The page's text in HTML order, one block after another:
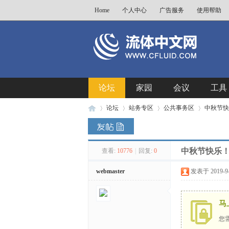
Home 个人中心 广告服务 使用帮助
论坛 家园 会议 工具
论坛
›
站务专区
›
公共事务区
›
中秋节
查看: 10776 回复: 0 中秋节快乐
webmaster 发表于 2019-
马
您